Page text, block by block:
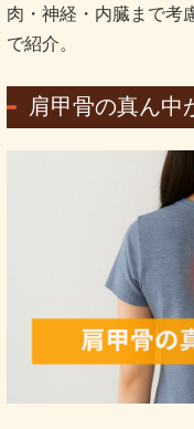
肉・神経・内臓まで考
で紹介。
肩甲骨の真ん中